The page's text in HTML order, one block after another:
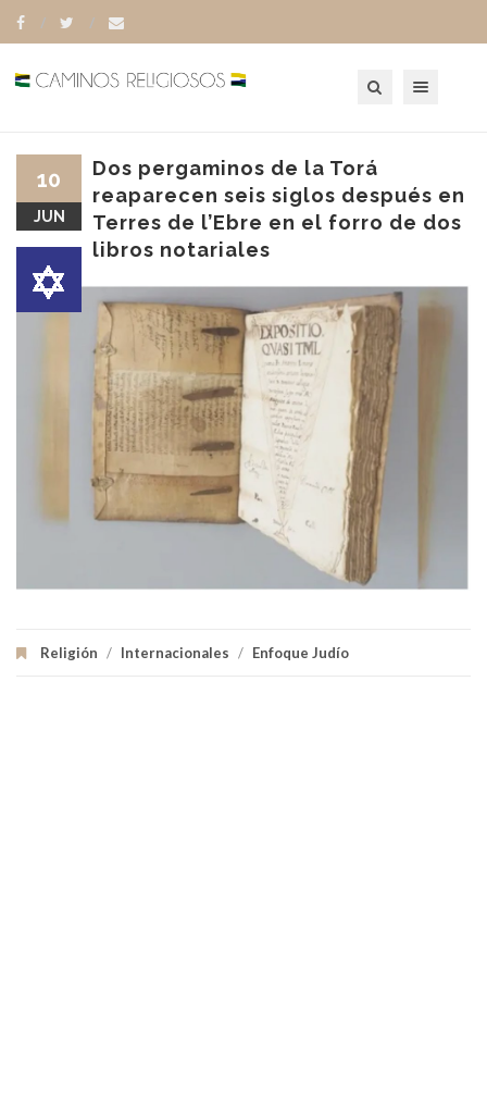
Dos pergaminos de la Torá
reaparecen seis siglos después en
Terres de l’Ebre en el forro de dos
libros notariales
Religión / Internacionales / Enfoque Judío
10
JUN